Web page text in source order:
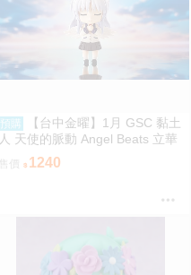
預購
【台中金曜】1月 GSC 黏土
人 天使的脈動 Angel Beats 立華
奏 再版 0904
售價 1240